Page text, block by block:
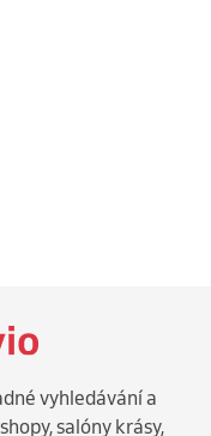
vyhledávání a
salóny krásy,